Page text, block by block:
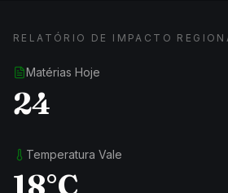
RELATÓRIO DE IMPACTO
Matérias Hoje
24
Temperatura Vale
18°C